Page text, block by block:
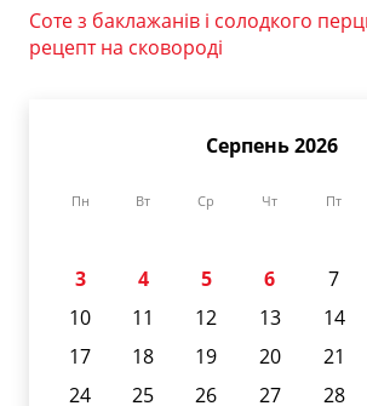
Соте з баклажанів і солодкого
рецепт на сковороді
Серпень 2026
Пн Вт Ср Чт Пт
3
4 5 6 7
10
11 12 13 14
17
18 19 20 21
24
25 26 27 28